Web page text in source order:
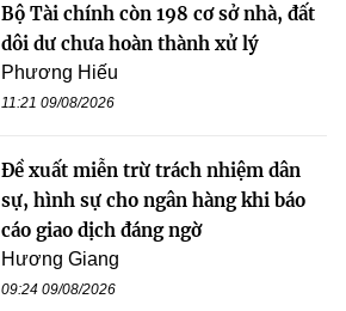
Bộ Tài chính còn 198 cơ sở nhà, đất
dôi dư chưa hoàn thành xử lý
Phương Hiếu
11:21 09/08/2026
Đề xuất miễn trừ trách nhiệm dân
sự, hình sự cho ngân hàng khi báo
cáo giao dịch đáng ngờ
Hương Giang
09:24 09/08/2026